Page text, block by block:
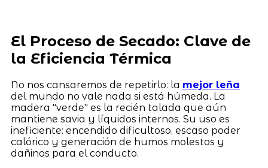
El Proceso de Secado: Clave de
la Eficiencia Térmica
No nos cansaremos de repetirlo: la mejor leña
del mundo no vale nada si está húmeda. La
madera "verde" es la recién talada que aún
mantiene savia y líquidos internos. Su uso es
ineficiente: encendido dificultoso, escaso poder
calórico y generación de humos molestos y
dañinos para el conducto.